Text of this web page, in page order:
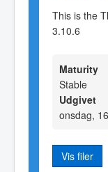
This is the
3.10.6
Maturity
Stable
Udgivet
onsdag,
Vis filer